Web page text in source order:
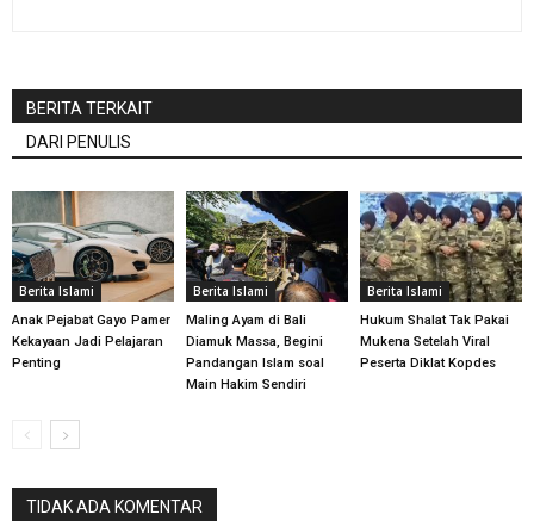
BERITA TERKAIT
DARI PENULIS
Berita Islami
Anak Pejabat Gayo Pamer
Kekayaan Jadi Pelajaran
Penting
Berita Islami
Maling Ayam di Bali
Diamuk Massa, Begini
Pandangan Islam soal
Main Hakim Sendiri
Berita Islami
Hukum Shalat Tak Pakai
Mukena Setelah Viral
Peserta Diklat Kopdes
TIDAK ADA KOMENTAR